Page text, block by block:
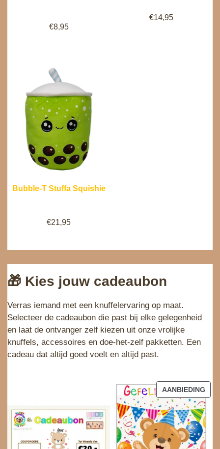
€8,95
€14,95
Bubble-T Stuffa Squishie
€21,95
🎁 Kies jouw cadeaubon
Verras iemand met een knuffelervaring op maat.
Selecteer de cadeaubon die past bij elke gelegenheid
en laat de ontvanger zelf kiezen uit onze vrolijke
knuffels, accessoires en doe‑het‑zelf pakketten. Een
cadeau dat altijd goed voelt en altijd past.
AANBIEDING
R
O
D